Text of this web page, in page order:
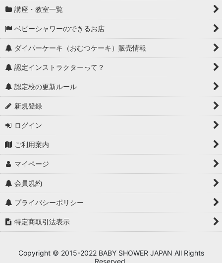
講座・教室一覧
ベビーシャワーのできるお店
ダイパーケーキ（おむつケーキ）販売情報
認定インストラクターって？
認定校の更新ルール
新規登録
ログイン
ご利用案内
マイページ
会員規約
プライバシーポリシー
特定商取引法表示
Copyright © 2015-2022 BABY SHOWER JAPAN All Rights
Reserved.